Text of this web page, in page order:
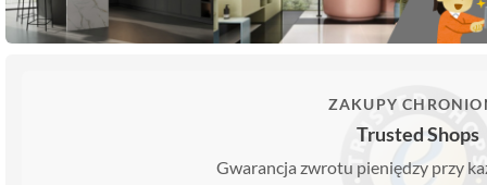
ZAKUPY
Trusted Shops
Gwarancja zwrotu pieniędzy przy